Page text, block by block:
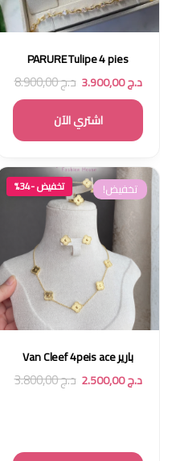
PARURE Tulipe 4 pies
د.ج3.900,00 د.ج8.900,00
اشتري الآن
تخفيض! تخفيض -34%
بارير Van Cleef 4peis ace
د.ج2.500,00 د.ج3.800,00